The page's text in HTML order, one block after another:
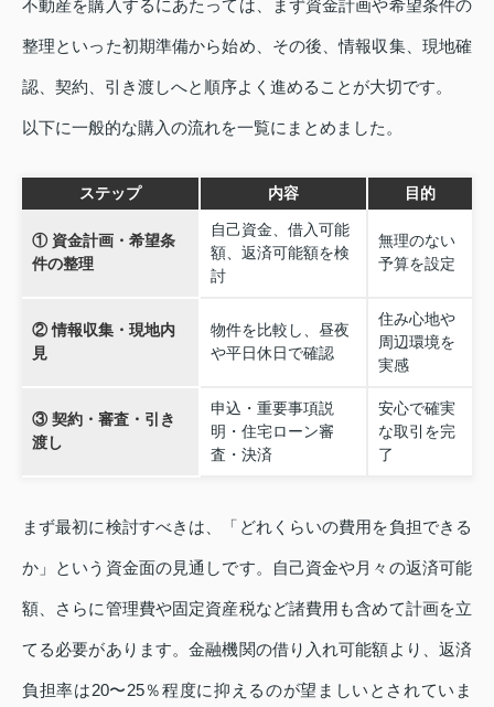
不動産を購入するにあたっては、まず資金計画や希望条件の
整理といった初期準備から始め、その後、情報収集、現地確
認、契約、引き渡しへと順序よく進めることが大切です。
以下に一般的な購入の流れを一覧にまとめました。
ステップ 内容 目的
① 資金計画・希望条
件の整理
自己資金、借入可能
額、返済可能額を検
討
無理のない
予算を設定
② 情報収集・現地内
見
物件を比較し、昼夜
や平日休日で確認
住み心地や
周辺環境を
実感
③ 契約・審査・引き
渡し
申込・重要事項説
明・住宅ローン審
査・決済
安心で確実
な取引を完
了
まず最初に検討すべきは、「どれくらいの費用を負担できる
か」という資金面の見通しです。自己資金や月々の返済可能
額、さらに管理費や固定資産税など諸費用も含めて計画を立
てる必要があります。金融機関の借り入れ可能額より、返済
負担率は20〜25％程度に抑えるのが望ましいとされていま